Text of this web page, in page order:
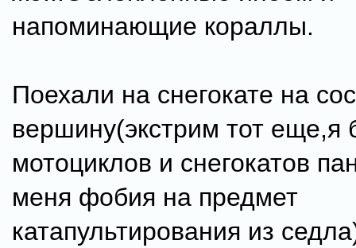
напоминающие кораллы.
Поехали на снегокате на
вершину(экстрим тот еще,я
мотоциклов и снегокатов
меня фобия на предмет
катапультирования из